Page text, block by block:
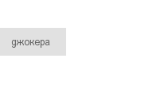
джокера